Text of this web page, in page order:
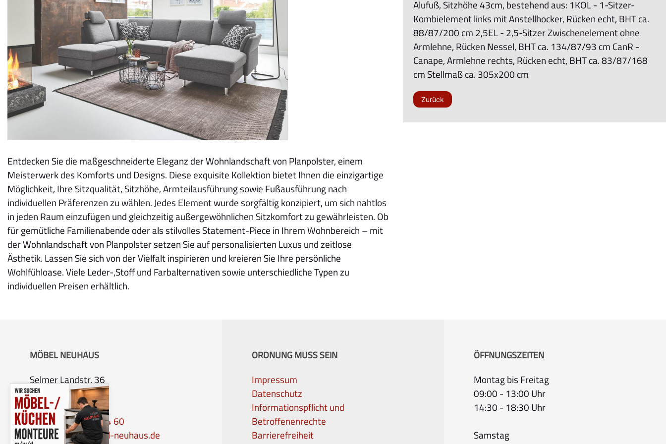
Entdecken Sie die maßgeschneiderte Eleganz der Wohnlandschaft von Planpolster, einem
Meisterwerk des Komforts und Designs. Diese exquisite Kollektion bietet Ihnen die einzigartige
Möglichkeit, Ihre Sitzqualität, Sitzhöhe, Armteilausführung sowie Fußausführung nach
individuellen Präferenzen zu wählen. Jedes Element wurde sorgfältig konzipiert, um sich nahtlos
in jeden Raum einzufügen und gleichzeitig außergewöhnlichen Sitzkomfort zu gewährleisten. Ob
für gemütliche Familienabende oder als stilvolles Statement-Piece in Ihrem Wohnbereich – mit
der Wohnlandschaft von Planpolster setzen Sie auf personalisierten Luxus und zeitlose
Ästhetik. Lassen Sie sich von der Vielfalt inspirieren und kreieren Sie Ihre persönliche
Wohlfühloase. Viele Leder-,Stoff und Farbalternativen sowie unterschiedliche Typen zu
individuellen Preisen erhältlich.
Alufuß, Sitzhöhe 43cm, bestehend aus: 1KOL - 1-Sitzer-
Kombielement links mit Anstellhocker, Rücken echt, BHT ca.
88/87/200 cm 2,5EL - 2,5-Sitzer Zwischenelement ohne
Armlehne, Rücken Nessel, BHT ca. 134/87/93 cm CanR -
Canape, Armlehne rechts, Rücken echt, BHT ca. 83/87/168
cm Stellmaß ca. 305x200 cm
Zurück
MÖBEL NEUHAUS
Selmer Landstr. 36
59368 Werne
Tel.:0 23 89 – 90 04 60
Email:info@moebel-neuhaus.de
ORDNUNG MUSS SEIN
Impressum
Datenschutz
Informationspflicht und
Betroffenenrechte
Barrierefreiheit
ÖFFNUNGSZEITEN
Montag bis Freitag
09:00 - 13:00 Uhr
14:30 - 18:30 Uhr
Samstag